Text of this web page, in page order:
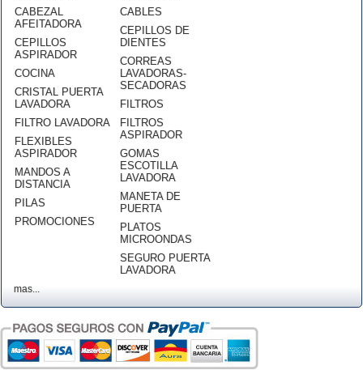
CABEZAL
AFEITADORA
CEPILLOS
ASPIRADOR
COCINA
CRISTAL PUERTA
LAVADORA
FILTRO LAVADORA
FLEXIBLES
ASPIRADOR
MANDOS A
DISTANCIA
PILAS
PROMOCIONES
CABLES
CEPILLOS DE
DIENTES
CORREAS
LAVADORAS-
SECADORAS
FILTROS
FILTROS
ASPIRADOR
GOMAS
ESCOTILLA
LAVADORA
MANETA DE
PUERTA
PLATOS
MICROONDAS
SEGURO PUERTA
LAVADORA
mas...